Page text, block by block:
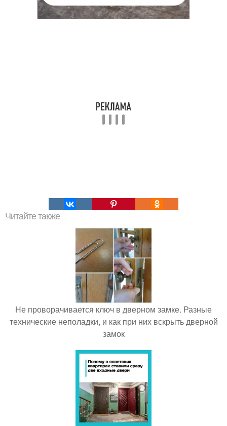
Читайте также
Не проворачивается ключ в дверном замке. Разные
технические неполадки, и как при них вскрыть дверной
замок